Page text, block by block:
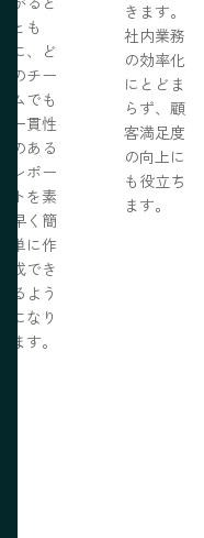
とも
に、ど
のチー
ムでも
一貫性
のある
レポー
トを素
早く簡
単に作
成でき
るよう
になり
ます。
きます。
社内業務
の効率化
にとどま
らず、顧
客満足度
の向上に
も役立ち
ます。